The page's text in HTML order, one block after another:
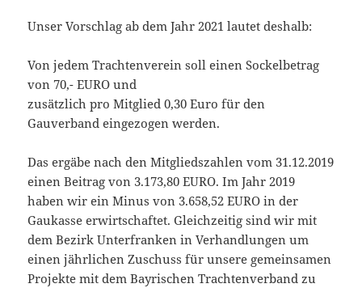
Unser Vorschlag ab dem Jahr 2021 lautet deshalb:
Von jedem Trachtenverein soll einen Sockelbetrag
von 70,- EURO und
zusätzlich pro Mitglied 0,30 Euro für den
Gauverband eingezogen werden.
Das ergäbe nach den Mitgliedszahlen vom 31.12.2019
einen Beitrag von 3.173,80 EURO. Im Jahr 2019
haben wir ein Minus von 3.658,52 EURO in der
Gaukasse erwirtschaftet. Gleichzeitig sind wir mit
dem Bezirk Unterfranken in Verhandlungen um
einen jährlichen Zuschuss für unsere gemeinsamen
Projekte mit dem Bayrischen Trachtenverband zu